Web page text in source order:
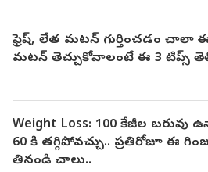
ఫ్రెష్, లేత మటన్ గుర్తించడం చాలా
మటన్ తెచ్చుకోవాలంటే ఈ 3 టిప్స్
Weight Loss: 100 కేజీల బరువు
60 కి తగ్గిపోవచ్చు.. ప్రతిరోజూ ఈ
తినండి చాలు..